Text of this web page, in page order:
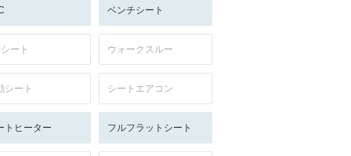
ベンチシート
ート ウォークスルー
シート シートエアコン
トヒーター フルフラットシート